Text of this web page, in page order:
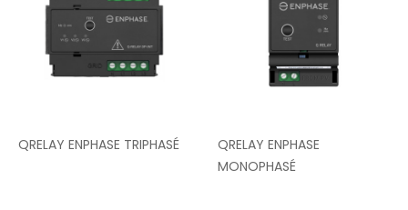
QRELAY ENPHASE TRIPHASÉ
QRELAY ENPHASE
MONOPHASÉ